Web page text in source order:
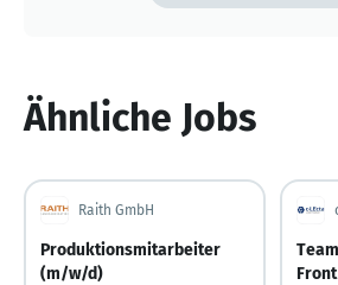
Ähnliche Jobs
Raith GmbH
Produktionsmitarbeiter
(m/w/d)